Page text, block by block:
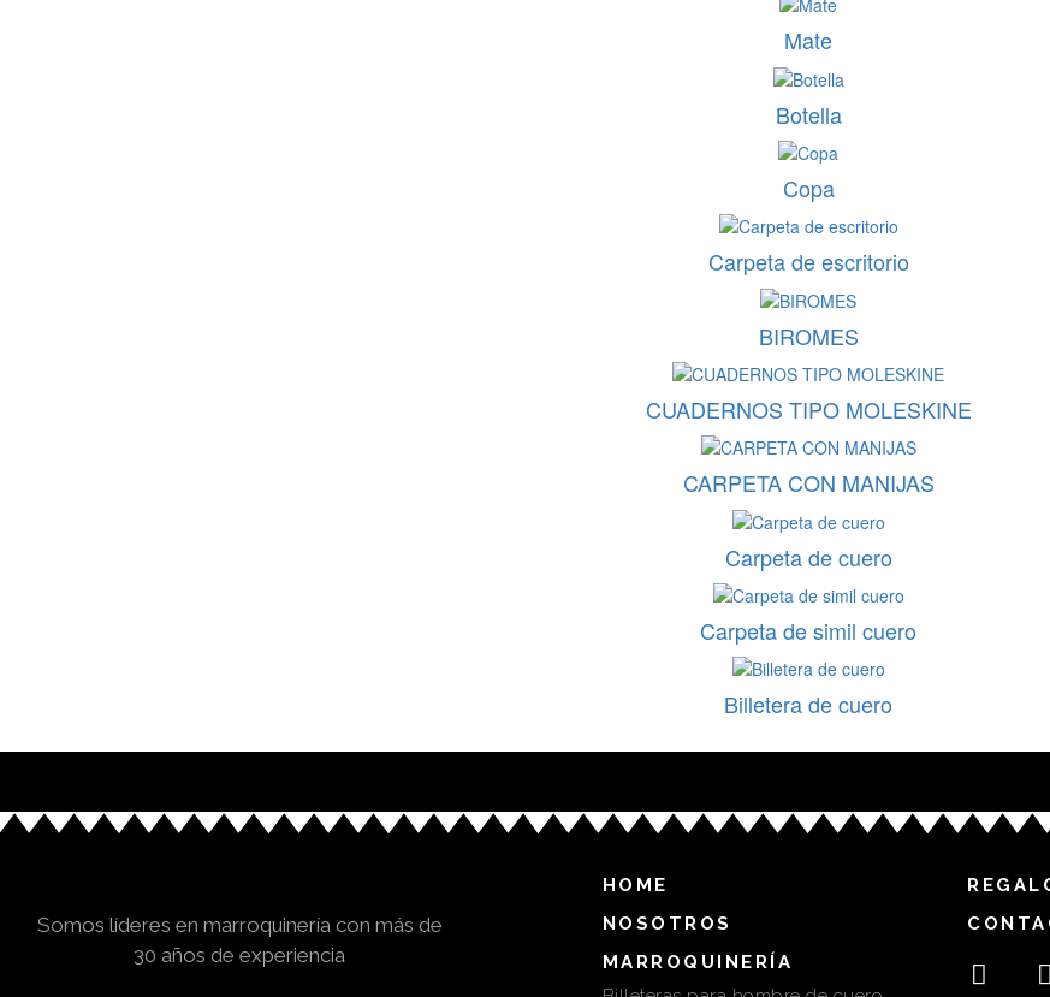
Mate
Botella
Copa
Carpeta de escritorio
BIROMES
CUADERNOS TIPO MOLESKINE
CARPETA CON MANIJAS
Carpeta de cuero
Carpeta de simil cuero
Billetera de cuero
Somos líderes en marroquinería con más de
30 años de experiencia
HOME
NOSOTROS
MARROQUINERÍA